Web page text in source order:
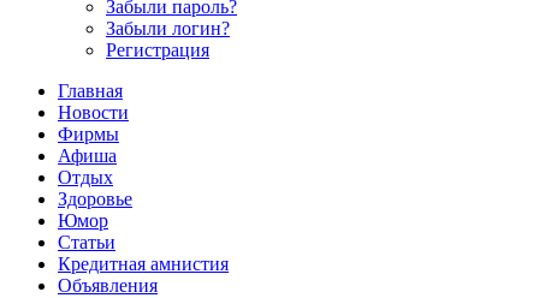
Забыли пароль?
Забыли логин?
Регистрация
Главная
Новости
Фирмы
Афиша
Отдых
Здоровье
Юмор
Статьи
Кредитная амнистия
Объявления